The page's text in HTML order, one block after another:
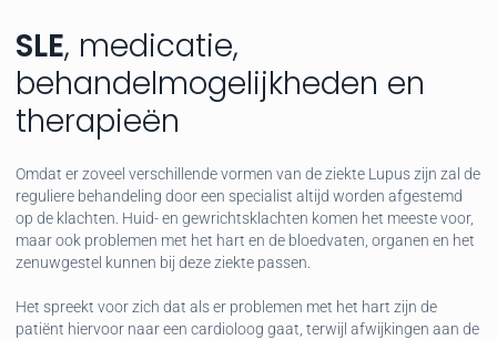
SLE, medicatie,
behandelmogelijkheden en
therapieën
Omdat er zoveel verschillende vormen van de ziekte Lupus zijn zal de
reguliere behandeling door een specialist altijd worden afgestemd
op de klachten. Huid- en gewrichtsklachten komen het meeste voor,
maar ook problemen met het hart en de bloedvaten, organen en het
zenuwgestel kunnen bij deze ziekte passen.
Het spreekt voor zich dat als er problemen met het hart zijn de
patiënt hiervoor naar een cardioloog gaat, terwijl afwijkingen aan de